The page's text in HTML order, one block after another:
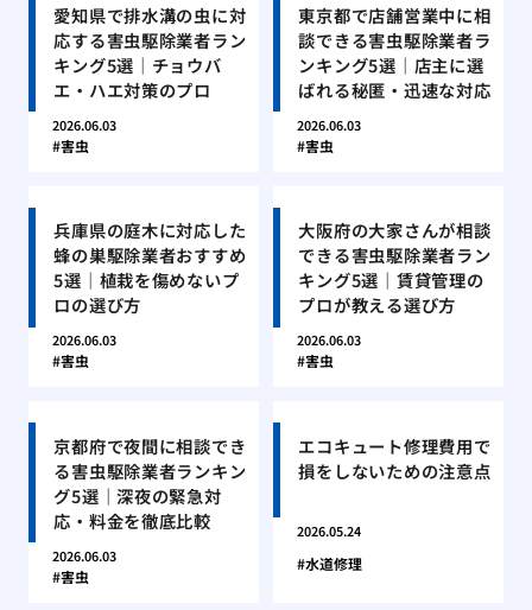
愛知県で排水溝の虫に対
応する害虫駆除業者ラン
キング5選｜チョウバ
エ・ハエ対策のプロ
2026.06.03
害虫
東京都で店舗営業中に相
談できる害虫駆除業者ラ
ンキング5選｜店主に選
ばれる秘匿・迅速な対応
2026.06.03
害虫
兵庫県の庭木に対応した
蜂の巣駆除業者おすすめ
5選｜植栽を傷めないプ
ロの選び方
2026.06.03
害虫
大阪府の大家さんが相談
できる害虫駆除業者ラン
キング5選｜賃貸管理の
プロが教える選び方
2026.06.03
害虫
京都府で夜間に相談でき
る害虫駆除業者ランキン
グ5選｜深夜の緊急対
応・料金を徹底比較
2026.06.03
害虫
エコキュート修理費用で
損をしないための注意点
2026.05.24
水道修理